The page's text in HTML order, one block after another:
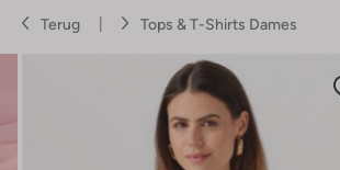
Terug Tops & T-Shirts Dames